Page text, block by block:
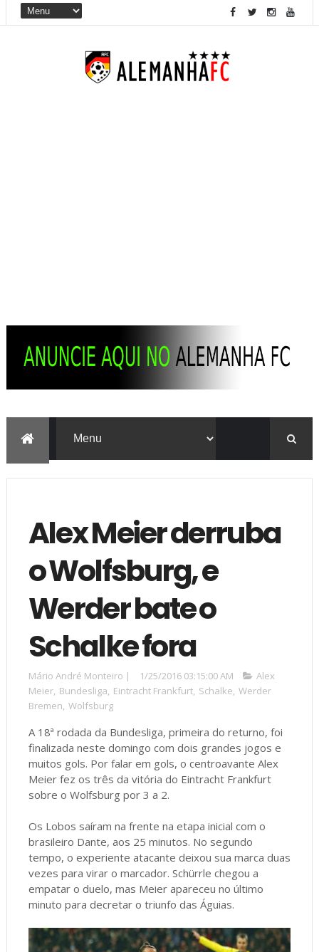
Alex Meier derruba
o Wolfsburg, e
Werder bate o
Schalke fora
Mário André Monteiro | 1/25/2016 03:15:00 AM
Alex
Meier, Bundesliga, Eintracht Frankfurt, Schalke, Werder
Bremen, Wolfsburg
A 18ª rodada da Bundesliga, primeira do returno, foi
finalizada neste domingo com dois grandes jogos e
muitos gols. Por falar em gols, o centroavante Alex
Meier fez os três da vitória do Eintracht Frankfurt
sobre o Wolfsburg por 3 a 2.
Os Lobos saíram na frente na etapa inicial com o
brasileiro Dante, aos 25 minutos. No segundo
tempo, o experiente atacante deixou sua marca duas
vezes para virar o marcador. Schürrle chegou a
empatar o duelo, mas Meier apareceu no último
minuto para decretar o triunfo das Águias.